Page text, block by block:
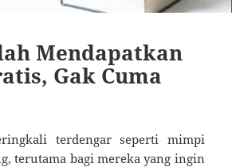
Mendapatkan
Gak Cuma
terdengar seperti mimpi
terutama bagi mereka yang ingin